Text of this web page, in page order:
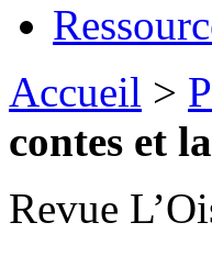
Accueil >
contes et
Revue